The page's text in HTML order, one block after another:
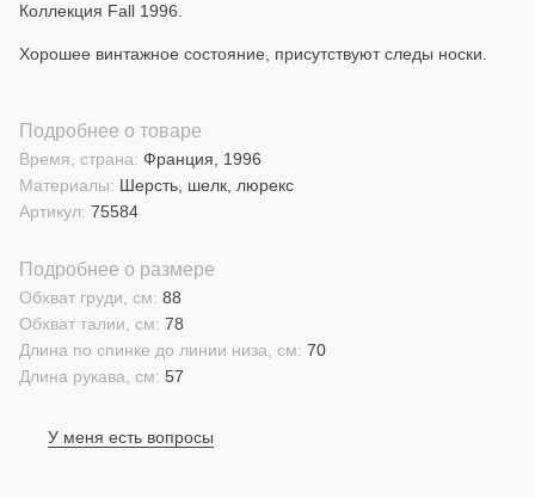
Коллекция Fall 1996.
Хорошее винтажное состояние, присутствуют следы носки.
Подробнее о товаре
Материалы: Шерсть, шелк, люрекс
Время, страна: Франция, 1996
Артикул: 75584
Подробнее о размере
Длина рукава, см: 57
Длина по спинке до линии низа, см: 70
Обхват талии, см: 78
Обхват груди, см: 88
У меня есть вопросы